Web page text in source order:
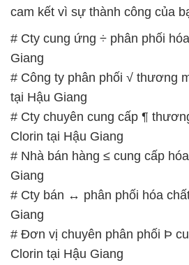
cam kết vì sự thành công của
# Cty cung ứng ÷ phân phối
Giang
# Công ty phân phối √ thương
tại Hậu Giang
# Cty chuyên cung cấp ¶
Clorin tại Hậu Giang
# Nhà bán hàng ≤ cung cấp
Giang
# Cty bán ↔ phân phối hóa
Giang
# Đơn vị chuyên phân phối Þ
Clorin tại Hậu Giang